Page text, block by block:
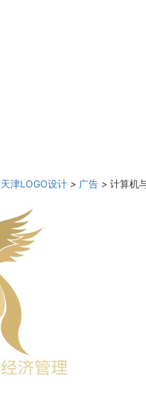
天津LOGO设计 > 广告 > 计算机